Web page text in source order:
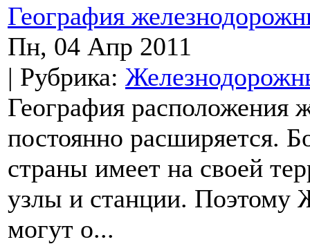
География
Пн, 04 Апр 2011
| Рубрика:
География расположения
постоянно расширяется.
страны имеет на своей
узлы и станции. Поэтому
могут о...